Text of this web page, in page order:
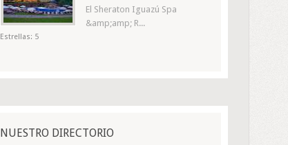
El Sheraton Iguazú Spa
&amp;amp; R...
Estrellas: 5
NUESTRO DIRECTORIO